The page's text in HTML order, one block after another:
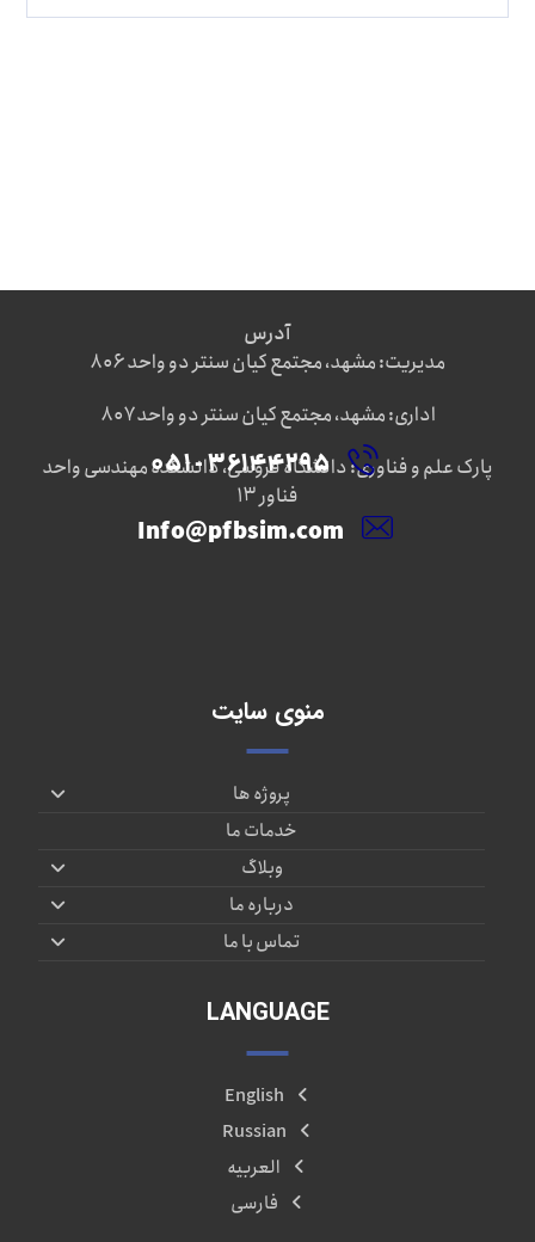
آدرس
مدیریت: مشهد، مجتمع کیان سنتر دو واحد ۸۰۶
اداری: مشهد، مجتمع کیان سنتر دو واحد ۸۰۷
پارک علم و فناوری: دانشگاه فروسی، دانشکده مهندسی واحد
فناور ۱۳
۳۶۱۴۴۲۹۵ - ۰۵۱
Info@pfbsim.com
منوی سایت
پروژه ها
خدمات ما
وبلاگ
درباره ما
تماس با ما
LANGUAGE
English
Russian
العربیه
فارسی